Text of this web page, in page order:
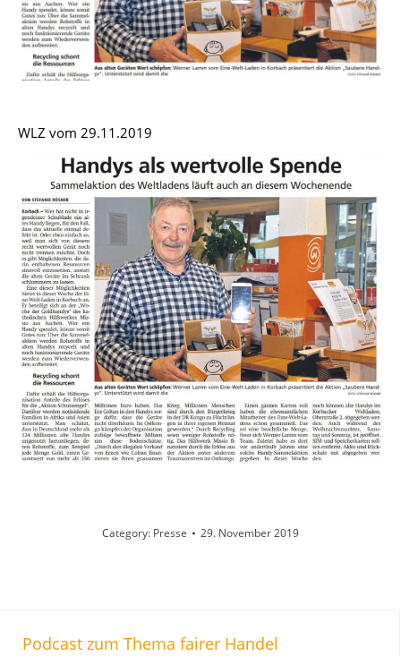
WLZ vom 29.11.2019
Category: Presse 29. November 2019
Podcast zum Thema fairer Handel